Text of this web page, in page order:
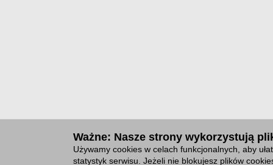
Ważne: Nasze strony wykorzystują
Używamy cookies w celach funkcjonalnych, aby
statystyk serwisu. Jeżeli nie blokujesz plików